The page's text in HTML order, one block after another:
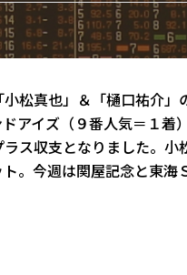
松真也」＆「樋口祐介」
アイズ（９番人気＝１着
ス収支となりました。小
。今週は関屋記念と東海